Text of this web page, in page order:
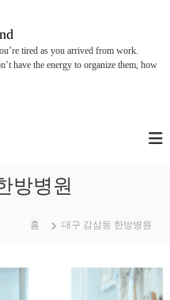
tired as you arrived from work.
have the energy to organize them, how
방병원
홈 대구 감삼동 한방병원